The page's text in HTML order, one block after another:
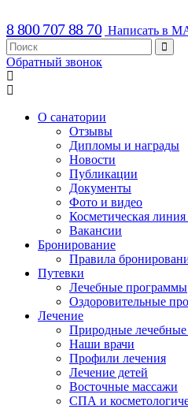
8 800 707 88 70 Написать в
Обратный звонок
О санатории
Отзывы
Дипломы и награды
Новости
Публикации
Документы
Фото и видео
Косметическая
Вакансии
Бронирование
Правила
Путевки
Лечебные программы
Оздоровительные
Лечение
Природные
Наши врачи
Профили лечения
Лечение детей
Восточные массажи
СПА и